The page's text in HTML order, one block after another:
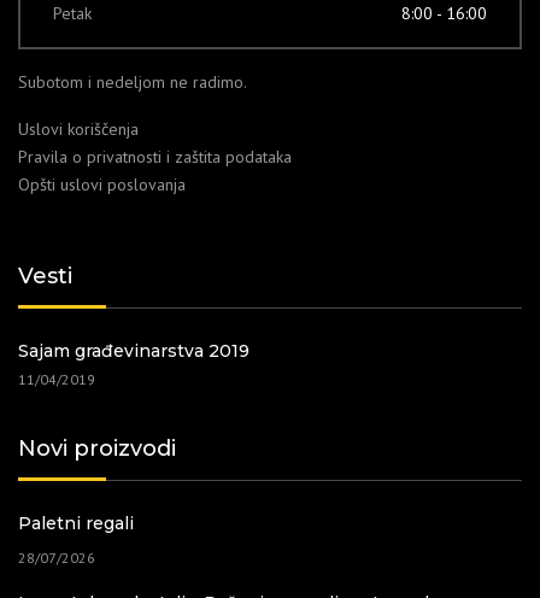
Petak
8:00 - 16:00
Subotom i nedeljom ne radimo.
Uslovi koriščenja
Pravila o privatnosti i zaštita podataka
Opšti uslovi poslovanja
Vesti
Sajam građevinarstva 2019
11/04/2019
Novi proizvodi
Paletni regali
28/07/2026